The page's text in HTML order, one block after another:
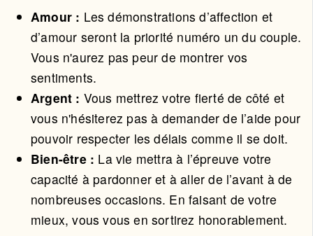
Amour : Les démonstrations d’affection et
d’amour seront la priorité numéro un du couple.
Vous n'aurez pas peur de montrer vos
sentiments.
Argent : Vous mettrez votre fierté de côté et
vous n'hésiterez pas à demander de l’aide pour
pouvoir respecter les délais comme il se doit.
Bien-être : La vie mettra à l’épreuve votre
capacité à pardonner et à aller de l’avant à de
nombreuses occasions. En faisant de votre
mieux, vous vous en sortirez honorablement.